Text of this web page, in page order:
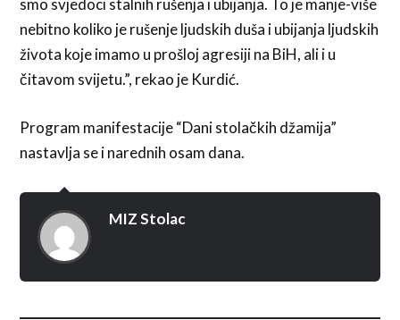
smo svjedoci stalnih rušenja i ubijanja. To je manje-više
nebitno koliko je rušenje ljudskih duša i ubijanja ljudskih
života koje imamo u prošloj agresiji na BiH, ali i u
čitavom svijetu.”, rekao je Kurdić.
Program manifestacije “Dani stolačkih džamija”
nastavlja se i narednih osam dana.
MIZ Stolac